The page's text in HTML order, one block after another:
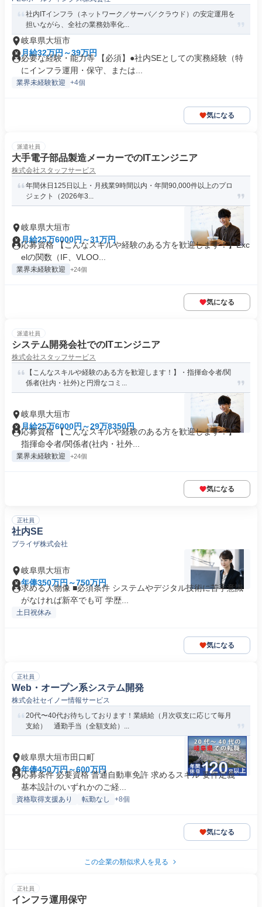
社内ITインフラ（ネットワーク／サーバ／クラウド）の安定運用を
担いながら、全社の業務効率化...
岐阜県大垣市
月給32万円～39万円
必要な経験・能力等 【必須】●社内SEとしての実務経験（特
にインフラ運用・保守、または...
業界未経験歓迎 +4個
気になる
派遣社員
大手電子部品製造メーカーでのITエンジニア
株式会社スタッフサービス
年間休日125日以上・月残業9時間以内・年間90,000件以上のプロ
ジェクト（2026年3...
岐阜県大垣市
月給25万6000円～31万円
応募資格 【こんなスキルや経験のある方を歓迎します！】Exc
elの関数（IF、VLOO...
業界未経験歓迎 +24個
気になる
派遣社員
システム開発会社でのITエンジニア
株式会社スタッフサービス
【こんなスキルや経験のある方を歓迎します！】・指揮命令者/関
係者(社内・社外)と円滑なコミ...
岐阜県大垣市
月給25万6000円～29万8350円
応募資格 【こんなスキルや経験のある方を歓迎します！】・
指揮命令者/関係者(社内・社外...
業界未経験歓迎 +24個
気になる
正社員
社内SE
ブライザ株式会社
岐阜県大垣市
年俸350万円～750万円
求める人物像 ■必須条件 システムやデジタル技術に苦手意識
がなければ新卒でも可 学歴...
土日祝休み
気になる
正社員
Web・オープン系システム開発
株式会社セイノー情報サービス
20代〜40代お待ちしております！業績給（月次収支に応じて毎月
支給） 通勤手当（全額支給）...
岐阜県大垣市田口町
年俸450万円～600万円
応募条件 必要資格 普通自動車免許 求めるスキル 要件定義・
基本設計のいずれかのご経...
資格取得支援あり 転勤なし +8個
気になる
この企業の類似求人を見る
正社員
インフラ運用保守